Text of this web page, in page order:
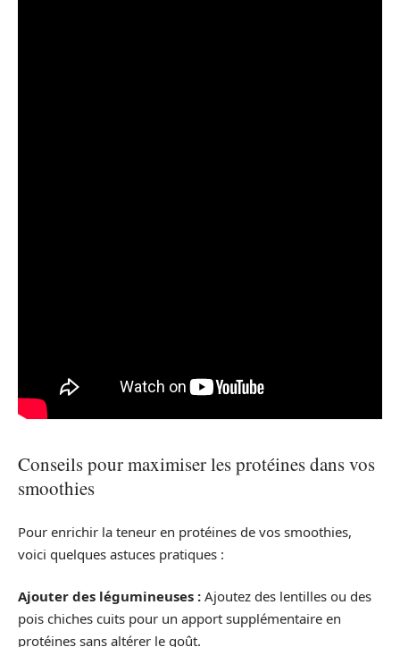
Conseils pour maximiser les protéines dans vos
smoothies
Pour enrichir la teneur en protéines de vos smoothies,
voici quelques astuces pratiques :
Ajouter des légumineuses : Ajoutez des lentilles ou des
pois chiches cuits pour un apport supplémentaire en
protéines sans altérer le goût.